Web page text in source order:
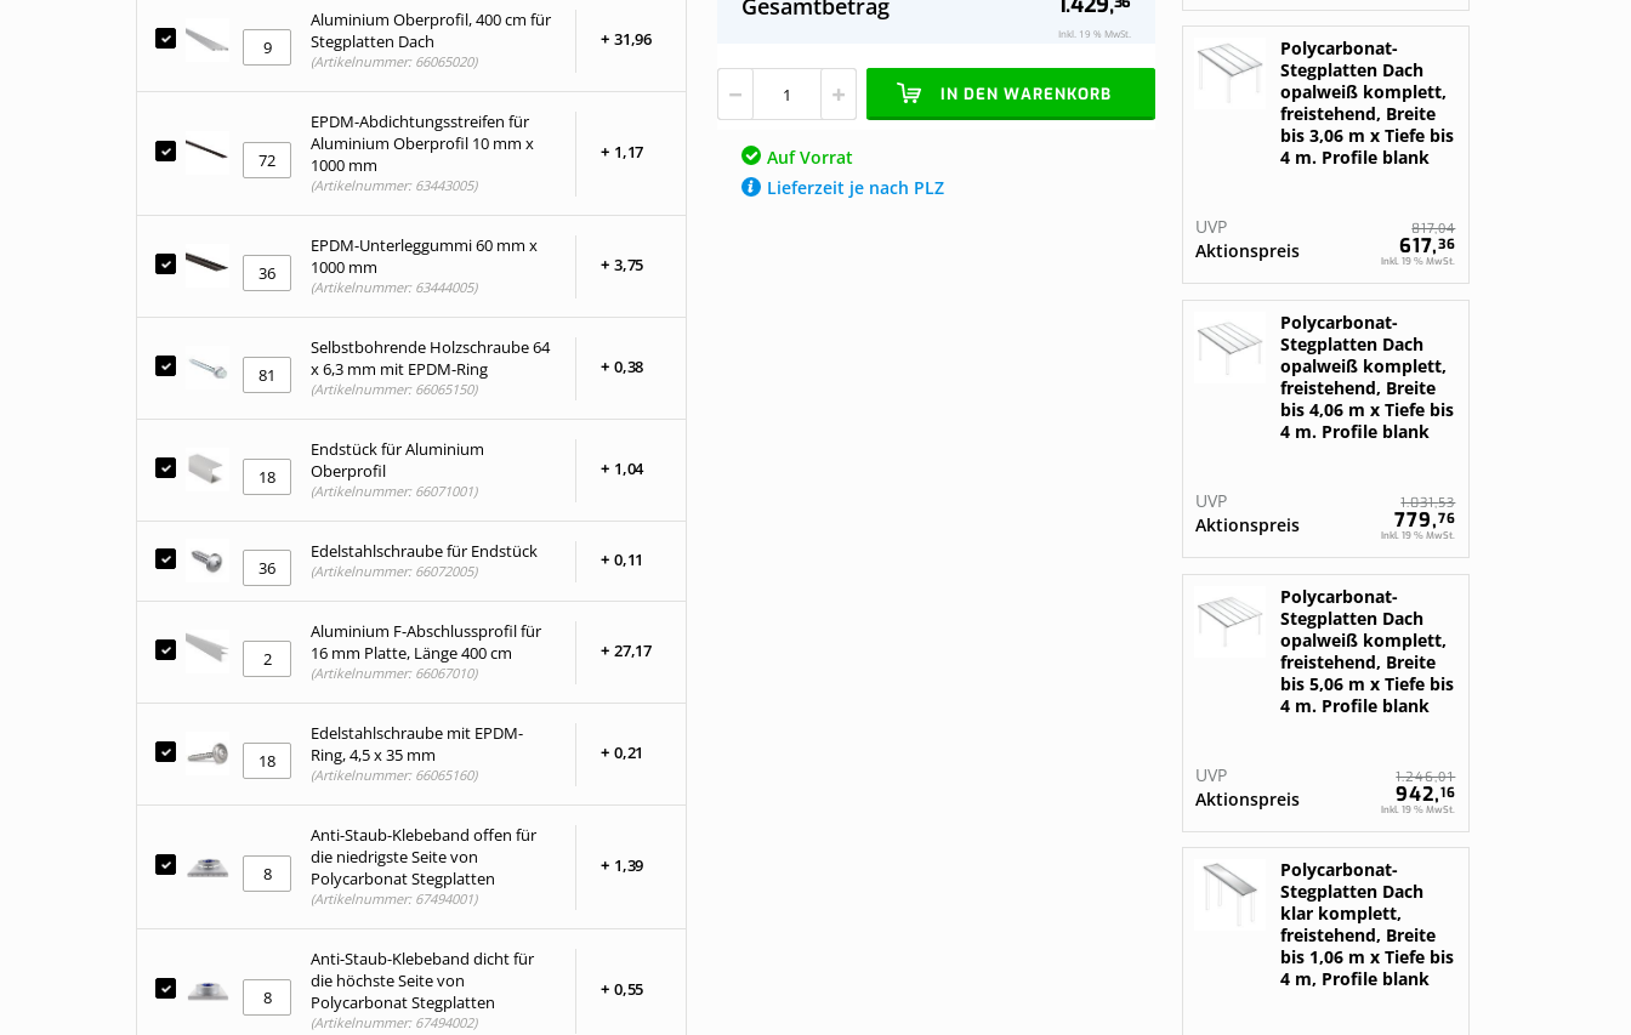
Aluminium Oberprofil, 400 cm für
Stegplatten Dach
+ 31,96
(Artikelnummer: 66065020)
EPDM-Abdichtungsstreifen für
Aluminium Oberprofil 10 mm x
1000 mm
+ 1,17
(Artikelnummer: 63443005)
EPDM-Unterleggummi 60 mm x
1000 mm
+ 3,75
(Artikelnummer: 63444005)
Selbstbohrende Holzschraube 64
x 6,3 mm mit EPDM-Ring
+ 0,38
(Artikelnummer: 66065150)
Endstück für Aluminium
Oberprofil
+ 1,04
(Artikelnummer: 66071001)
Edelstahlschraube für Endstück + 0,11
(Artikelnummer: 66072005)
Aluminium F-Abschlussprofil für
16 mm Platte, Länge 400 cm
+ 27,17
(Artikelnummer: 66067010)
Edelstahlschraube mit EPDM-
Ring, 4,5 x 35 mm
+ 0,21
(Artikelnummer: 66065160)
Anti-Staub-Klebeband offen für
die niedrigste Seite von
Polycarbonat Stegplatten
+ 1,39
(Artikelnummer: 67494001)
Anti-Staub-Klebeband dicht für
die höchste Seite von
Polycarbonat Stegplatten
+ 0,55
(Artikelnummer: 67494002)
Stegplatten
freistehend,
Breite
bis
8,06
m
Vorrat
Gesamtbetrag
Inkl. 19 % MwSt.
IN DEN WARENKORB
Auf Vorrat
Lieferzeit je nach PLZ
Polycarbonat-
Stegplatten Dach
opalweiß komplett,
freistehend, Breite
bis 3,06 m x Tiefe bis
4 m. Profile blank
Aktionspreis 617,36
UVP 817,04
Inkl. 19 % MwSt.
Polycarbonat-
Stegplatten Dach
opalweiß komplett,
freistehend, Breite
bis 4,06 m x Tiefe bis
4 m. Profile blank
Aktionspreis 779,76
UVP 1.031,53
Inkl. 19 % MwSt.
Polycarbonat-
Stegplatten Dach
opalweiß komplett,
freistehend, Breite
bis 5,06 m x Tiefe bis
4 m. Profile blank
Aktionspreis 942,16
UVP 1.246,01
Inkl. 19 % MwSt.
Polycarbonat-
Stegplatten Dach
klar komplett,
freistehend, Breite
bis 1,06 m x Tiefe bis
4 m, Profile blank